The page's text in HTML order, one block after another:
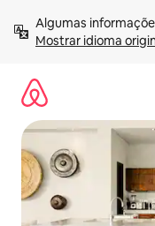
para
Mostrar idioma